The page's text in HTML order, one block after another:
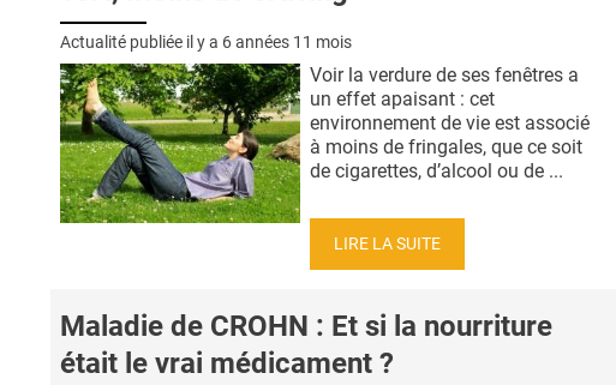
Actualité publiée il y a 6 années 11 mois
Voir la verdure de ses fenêtres a
un effet apaisant : cet
environnement de vie est associé
à moins de fringales, que ce soit
de cigarettes, d’alcool ou de ...
LIRE LA SUITE
Maladie de CROHN : Et si la nourriture
était le vrai médicament ?